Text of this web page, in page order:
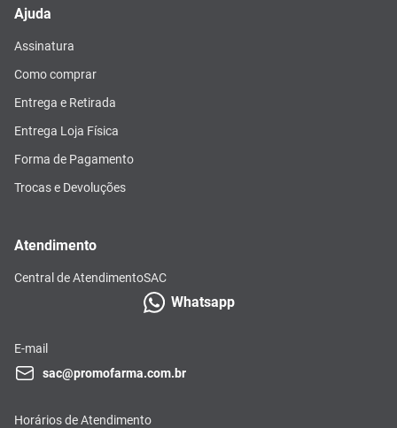
Ajuda
Assinatura
Como comprar
Entrega e Retirada
Entrega Loja Física
Forma de Pagamento
Trocas e Devoluções
Atendimento
Central de AtendimentoSAC
Whatsapp
E-mail
sac@promofarma.com.br
Horários de Atendimento